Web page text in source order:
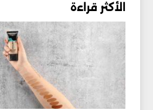
الأكثر قراءة